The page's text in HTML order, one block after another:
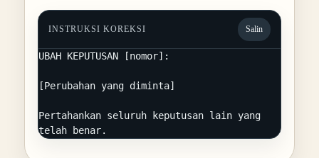
INSTRUKSI KOREKSI Salin
UBAH KEPUTUSAN [nomor]:
[Perubahan yang diminta]
Pertahankan seluruh keputusan lain yang
telah benar.